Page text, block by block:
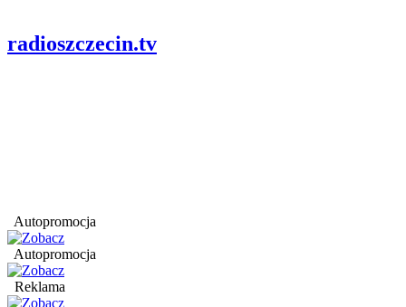
radioszczecin.tv
Autopromocja
Autopromocja
Reklama